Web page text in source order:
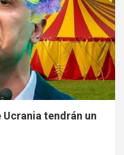
Ucrania tendrán un